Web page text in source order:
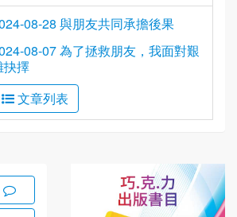
08-28 與朋友共同承擔後果
08-07 為了拯救朋友，我面對艱
抉擇
文章列表